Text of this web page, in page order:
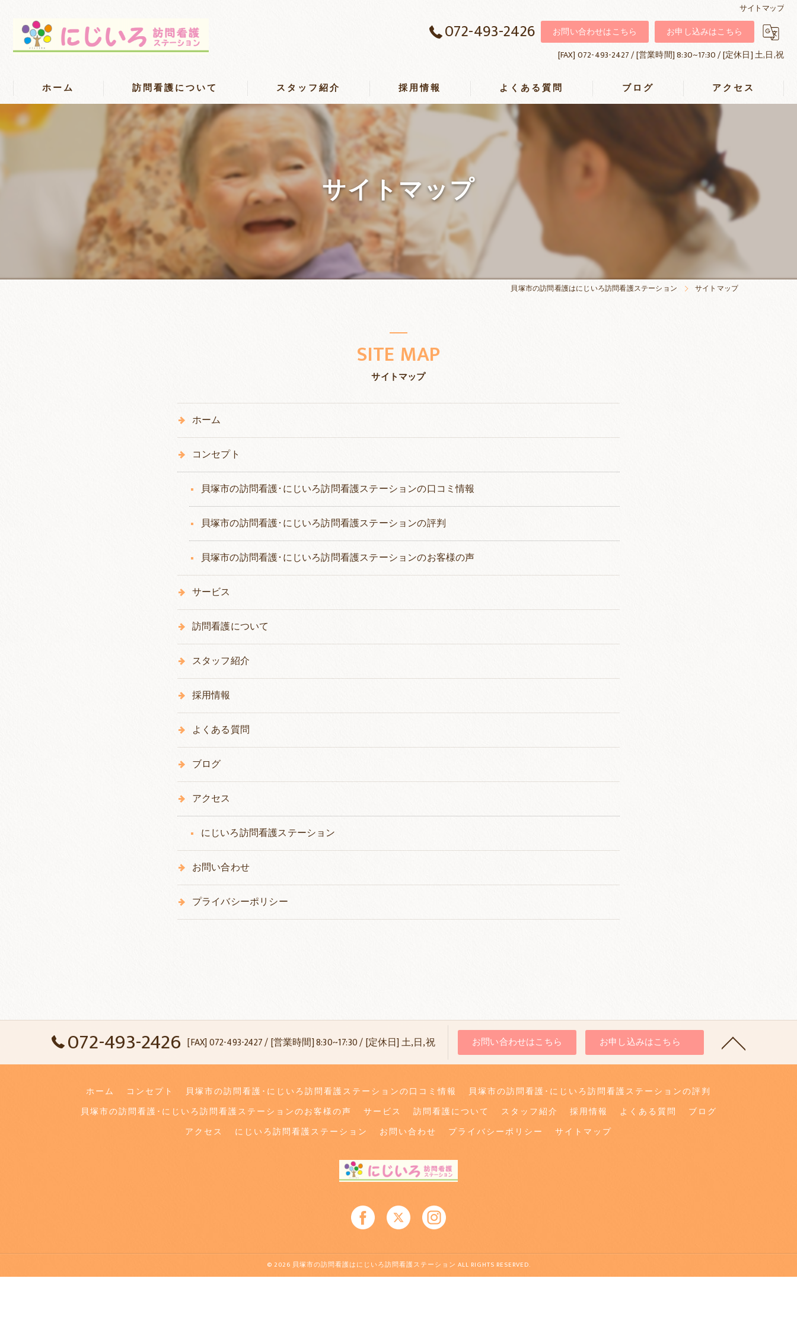
サイトマップ
072-493-2426 お問い合わせはこちら
お申し込みはこちら
[FAX] 072-493-2427 / [営業時間] 8:30~17:30 / [定休日] 土,日,祝
ホーム 訪問看護について スタッフ紹介 採用情報 よくある質問 ブログ アクセス
サイトマップ
貝塚市の訪問看護はにじいろ訪問看護ステーション サイトマップ
サイトマップ
SITE MAP
ホーム
コンセプト
貝塚市の訪問看護･にじいろ訪問看護ステーションの口コミ情報
貝塚市の訪問看護･にじいろ訪問看護ステーションの評判
貝塚市の訪問看護･にじいろ訪問看護ステーションのお客様の声
サービス
訪問看護について
スタッフ紹介
採用情報
よくある質問
ブログ
アクセス
にじいろ訪問看護ステーション
お問い合わせ
プライバシーポリシー
072-493-2426 [FAX] 072-493-2427 / [営業時間] 8:30~17:30 / [定休日] 土,日,祝 お問い合わせはこちら お申し込みはこちら
ホーム コンセプト 貝塚市の訪問看護･にじいろ訪問看護ステーションの口コミ情報
貝塚市の訪問看護･にじいろ訪問看護ステーションの評判
貝塚市の訪問看護･にじいろ訪問看護ステーションのお客様の声
サービス 訪問看護について スタッフ紹介 採用情報 よくある質問
ブログ
アクセス
にじいろ訪問看護ステーション お問い合わせ プライバシーポリシー サイトマップ
© 2026 貝塚市の訪問看護はにじいろ訪問看護ステーション ALL RIGHTS RESERVED.